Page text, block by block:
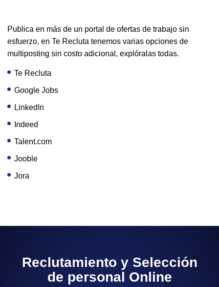
Publica en más de un portal de ofertas de trabajo sin
esfuerzo, en Te Recluta tenemos varias opciones de
multiposting sin costo adicional, explóralas todas.
Te Recluta
Google Jobs
LinkedIn
Indeed
Talent.com
Jooble
Jora
Reclutamiento y Selección
de personal Online